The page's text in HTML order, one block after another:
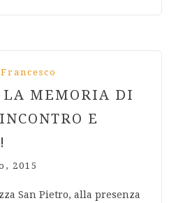
MEMORIA DI
E
2015
San Pietro, alla presenza